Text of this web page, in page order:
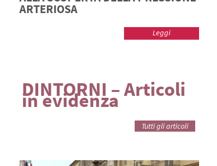
ARTERIOSA
Leggi
DINTORNI – Articoli
in evidenza
Tutti gli articoli